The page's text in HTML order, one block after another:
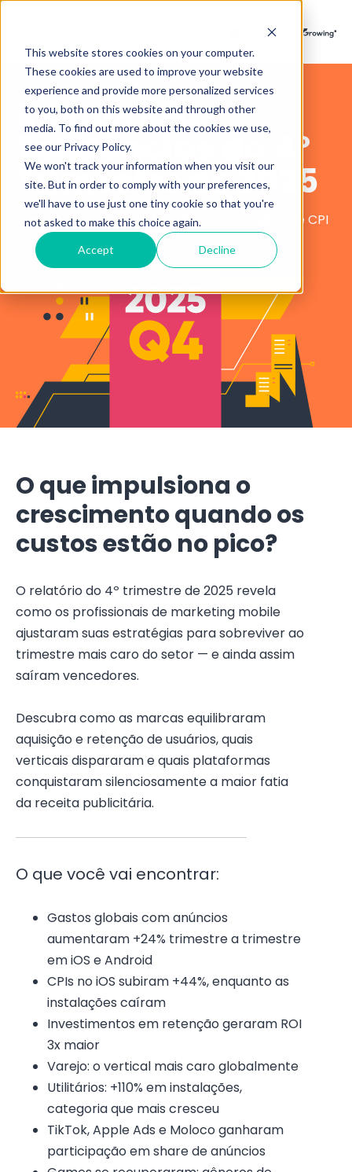
This website stores cookies on your computer.
These cookies are used to improve your website
experience and provide more personalized services
to you, both on this website and through other
media. To find out more about the cookies we use,
see our Privacy Policy.
We won't track your information when you visit our
site. But in order to comply with your preferences,
we'll have to use just one tiny cookie so that you're
not asked to make this choice again.
Accept Decline
Relatório de
Tendências do 4º
Trimestre de 2025
Gastos com anúncios mobile, CTR e insights de CPI
O que impulsiona o
crescimento quando os
custos estão no pico?
O relatório do 4º trimestre de 2025 revela
como os profissionais de marketing mobile
ajustaram suas estratégias para sobreviver ao
trimestre mais caro do setor — e ainda assim
saíram vencedores.
Descubra como as marcas equilibraram
aquisição e retenção de usuários, quais
verticais dispararam e quais plataformas
conquistaram silenciosamente a maior fatia
da receita publicitária.
O que você vai encontrar:
Gastos globais com anúncios
aumentaram +24% trimestre a trimestre
em iOS e Android
CPIs no iOS subiram +44%, enquanto as
instalações caíram
Investimentos em retenção geraram ROI
3x maior
Varejo: o vertical mais caro globalmente
Utilitários: +110% em instalações,
categoria que mais cresceu
TikTok, Apple Ads e Moloco ganharam
participação em share de anúncios